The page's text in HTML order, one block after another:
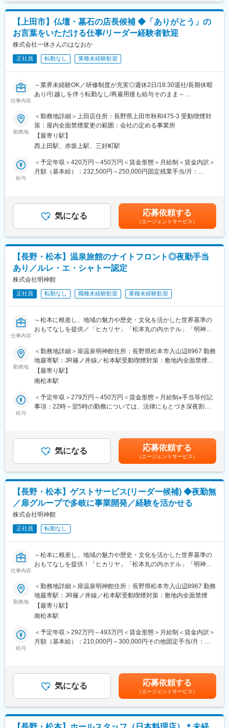
亡き方のこと、ご家族のこと、一つひとつを知り、ご供養の想い
を形にし、信頼関係の中で「ありがとう」と お客様から感謝さ
れ、ご家族の絆とサポートできる大変やりがいのある仕事です。
(2)ワークライフバランスの充実
仕事とプライベートや家庭の両立が出来るよう、定時退社を推奨
しています。その為社員のほとんどが18:30には退社しています！
(3)定年後も働ける会社
変更の範囲：会社の定める業務
ど）
◎チラシやSNS、地域イベントなどの販促活動
◎少人数チームのマネジメント（1店舗3～5名）など
■職務の特徴
葬儀や四十九日までの計画もサポートする為、お客様の気持ちに
寄り添いニーズに合った提案をする力が求められます。 お仏壇・
お墓の知識のほか弔事全般に関する知識はもちろん、様々な相談
内容にも対応するスキルが大切です。
店長候補向け研修「一休さん塾」で安心スタート理念・マネジメ
ント・マーケティングを学べる社内塾。年8回開催で実践に役立
つ“経営の基礎”が身につきます。
百貨店販売員、建築資材営業、葬祭ディレクター、カーディーラ
ー、紳士服販売員、ホテル・旅館などからご転職されています。
(1)お客様に感謝されるお仕事
大切なご家族を亡くされた皆様の心に寄り添う仕事です。
亡き方のこと、ご家族のこと、一つひとつを知り、ご供養の想い
を形にし、信頼関係の中で「ありがとう」と お客様から感謝さ
れ、ご家族の絆とサポートできる大変やりがいのある仕事です。
(2)ワークライフバランスの充実
仕事とプライベートや家庭の両立が出来るよう、定時退社を推奨
しています。その為社員のほとんどが18:30には退社しています！
(3)定年後も働ける会社
変更の範囲：会社の定める業務
イザー（4等級)→役員賃金はあくまでも目安の金額であり、選考
を通じて上下する可能性があります。月給(月額)は固定手当を含め
た表記です。
【上田市】仏壇・墓石の店長候補 ◆「ありがとう」の
お言葉をいただける仕事/リーダー経験者歓迎
株式会社一休さんのはなおか
正社員 転勤なし 業種未経験歓迎
仕事内容
～業界未経験OK／研修制度が充実◎週休2日/18:30退社/長期休暇
あり/引越しを伴う転勤なし/再雇用後も給与そのまま～
■採用背景
当社は、昭和38年の創業時より地元の皆さまに親しまれ供養の専
門店としてこれまで続けてまいりました。
お客様が「心の豊かさと仕合せな暮らし」を実現するためのお手
伝いをおります。
■職務概要
いたします。
◎チラシやSNS、地域イベントなどの販促活動
◎少人数チームのマネジメント（1店舗3～5名）など
■職務の特徴
葬儀や四十九日までの計画もサポートする為、お客様の気持ちに
寄り添いニーズに合った提案をする力が求められます。 お仏壇・
お墓の知識のほか弔事全般に関する知識はもちろん、様々な相談
内容にも対応するスキルが大切です。
店長候補向け研修「一休さん塾」で安心スタート理念・マネジメ
ント・マーケティングを学べる社内塾。年8回開催で実践に役立
つ“経営の基礎”が身につきます。
百貨店販売員、建築資材営業、葬祭ディレクター、カーディーラ
ー、紳士服販売員、ホテル・旅館などからご転職されています。
(1)お客様に感謝されるお仕事
大切なご家族を亡くされた皆様の心に寄り添う仕事です。
亡き方のこと、ご家族のこと、一つひとつを知り、ご供養の想い
を形にし、信頼関係の中で「ありがとう」と お客様から感謝さ
れ、ご家族の絆とサポートできる大変やりがいのある仕事です。
(2)ワークライフバランスの充実
仕事とプライベートや家庭の両立が出来るよう、定時退社を推奨
しています。その為社員のほとんどが18:30には退社しています！
(3)定年後も働ける会社
変更の範囲：会社の定める業務
勤務地
＜勤務地詳細＞上田店住所：長野県上田市秋和475-3 受動喫煙対
策：屋内全面禁煙変更の範囲：会社の定める事業所
【最寄り駅】
西上田駅、赤坂上駅、三好町駅
給与
＜予定年収＞420万円～450万円＜賃金形態＞月給制＜賃金内訳＞
月額（基本給）：232,500円～250,000円固定残業手当/月：
ル年収▼店長3年目／年収617万円（月給40万円（手当含む）＋賞
与2回（60万円）＋特別報酬（70万円） ▼店長15年目／年収1064
万円（月給60円（手当含む）＋賞与2回（144万円）＋特別報酬
（200万円）■キャリアアップ店長（1等級～3等級)→スーパーバ
イザー（4等級)→役員賃金はあくまでも目安の金額であり、選考
を通じて上下する可能性があります。月給(月額)は固定手当を含め
た表記です。
気になる 応募依頼する
（エージェントサービス）
【長野・松本】温泉旅館のナイトフロント◎夜勤手当
あり／ルレ・エ・シャトー認定
株式会社明神館
正社員 転勤なし 職種未経験歓迎 業種未経験歓迎
仕事内容
～松本に根差し、地域の魅力や歴史・文化を活かした世界基準の
おもてなしを提供／「ヒカリヤ」「松本丸の内ホテル」「明神
■職務内容
「扉温泉・明神館」で旅館接客スタッフとして、ナイトフロント
業務（予約受付・チェックイン・チェックアウト）をお任せしま
す。
・夜間・早朝におけるお客様への対応（電話応対含む）
※夜勤手当アリ
ト」の『扉温泉 明神館』です！厳格な審査をクリアしたホテル・
レストランだけが認められる「ルレ・エ・シャトー」に認定！日
本では稀有であり、全国各地のお客様にご利用いただいておりま
す。
■英語スキルが生かせる◎
未経験であっても英語力を活かしたい方であれば活躍できる環境
です◎
≪資格手当（ＴＯＥＩＣ）≫
・６００点以上：１万円
・８００点以上：３万円
■扉グループの魅力・特徴
当社は『Sense of Place（その土地の感覚が味わえるウェルネス
ディング・古民家宿泊・福祉事業所などを展開しております。
・1931年～の歴史ある「扉温泉・明神館」や、松本の歴史的な名
『ヒカリヤニシ』は、厳格な審査をクリアしたホテル・レストラ
ンだけが認められる「ルレ・エ・シャトー」に認定！）
・その他、その土地ならではの雰囲気や特徴を生かして、里山の
伝統や自然を体験できるの古民家宿泊施設や、歴史ある空間で結
婚式ができるウエディング事業なども展開しております。
勤務地
＜勤務地詳細＞扉温泉明神館住所：長野県松本市入山辺8967 勤務
地最寄駅：JR篠ノ井線／松本駅受動喫煙対策：敷地内全面禁煙変
更の範囲：会社の定める事業所
【最寄り駅】
南松本駅
給与
＜予定年収＞279万円～450万円＜賃金形態＞月給制※手当等付記
事項：22時～翌5時の勤務については、法律にもとづき深夜割増
＞■昇給：あり■賞与：あり■明神館手当：3,000～8,000円■夜勤手
当：44,000円■資格手当に関してＴＯＥＩＣの点数により手当額
は決定します。（６００点以上 ：１万円、７５０点以上 ：２万
円、８００点以上：３万円）賃金はあくまでも目安の金額であ
り、選考を通じて上下する可能性があります。月給(月額)は固定手
当を含めた表記です。
気になる 応募依頼する
（エージェントサービス）
【長野・松本】ゲストサービス(リーダー候補) ◆夜勤無
／扉グループで多岐に事業開発／経験を活かせる
株式会社明神館
正社員 転勤なし
仕事内容
～松本に根差し、地域の魅力や歴史・文化を活かした世界基準の
おもてなしを提供！「ヒカリヤ」「松本丸の内ホテル」「明神
■職務内容
弊社が運営する一軒宿「扉温泉明神館」でお客様に寄り添ってサ
ービスを提供するスタッフのリーダー候補としてご活躍いただき
ます。
※将来のリーダーや支配人を期待しています。
【主な業務内容】
■シフト管理 等
※インバウンドのお客様も多く語学力（英語等）をお持ちの方は接
勤務地
＜勤務地詳細＞扉温泉明神館住所：長野県松本市入山辺8967 勤務
地最寄駅：JR篠ノ井線／松本駅受動喫煙対策：敷地内全面禁煙
【最寄り駅】
南松本駅
給与
＜予定年収＞292万円～493万円＜賃金形態＞月給制＜賃金内訳＞
月額（基本給）：210,000円～300,000円その他固定手当/月：
＞有＜残業手当＞有＜給与補足＞■賞与：あり■昇給：あり■明神
館手当：3,000～8,000円賃金はあくまでも目安の金額であり、選
考を通じて上下する可能性があります。月給(月額)は固定手当を含
めた表記です。
気になる 応募依頼する
（エージェントサービス）